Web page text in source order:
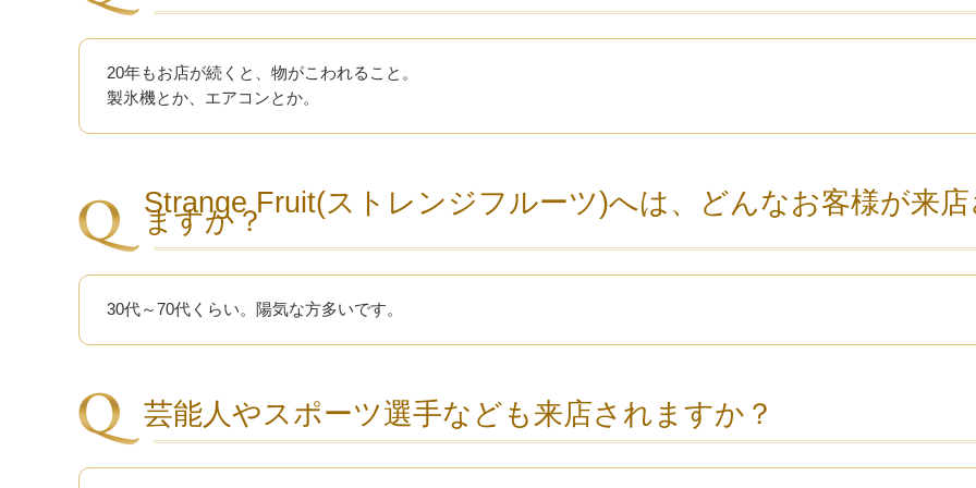
20年もお店が続くと、物がこわれること。
製氷機とか、エアコンとか。
Strange Fruit(ストレンジフルーツ)へは、どんなお客様が来
ますか？
30代～70代くらい。陽気な方多いです。
芸能人やスポーツ選手なども来店されますか？